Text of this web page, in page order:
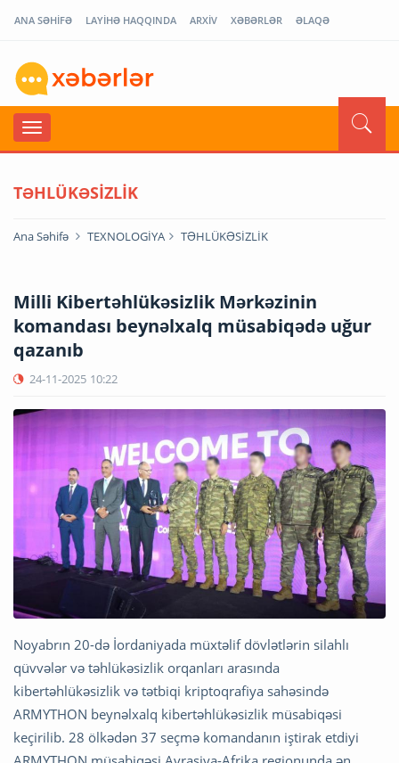
ANA SƏHİFƏ LAYİHƏ HAQQINDA ARXİV XƏBƏRLƏR ƏLAQƏ
TƏHLÜKƏSİZLİK
Ana Səhifə TEXNOLOGİYA TƏHLÜKƏSİZLİK
Milli Kibertəhlükəsizlik Mərkəzinin
komandası beynəlxalq müsabiqədə uğur
qazanıb
24-11-2025 10:22
Noyabrın 20-də İordaniyada müxtəlif dövlətlərin silahlı
qüvvələr və təhlükəsizlik orqanları arasında
kibertəhlükəsizlik və tətbiqi kriptoqrafiya sahəsində
ARMYTHON beynəlxalq kibertəhlükəsizlik müsabiqəsi
keçirilib. 28 ölkədən 37 seçmə komandanın iştirak etdiyi